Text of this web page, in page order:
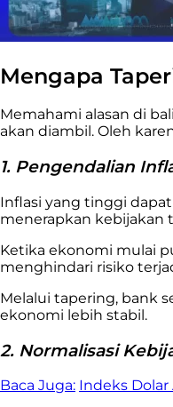
Mengapa
Memahami alasan di
akan diambil. Oleh
1. Pengendalian
Inflasi yang tinggi
menerapkan kebijakan
Ketika ekonomi mulai
menghindari risiko
Melalui tapering, bank
ekonomi lebih stabil.
2. Normalisasi
Baca Juga: Indeks Dolar